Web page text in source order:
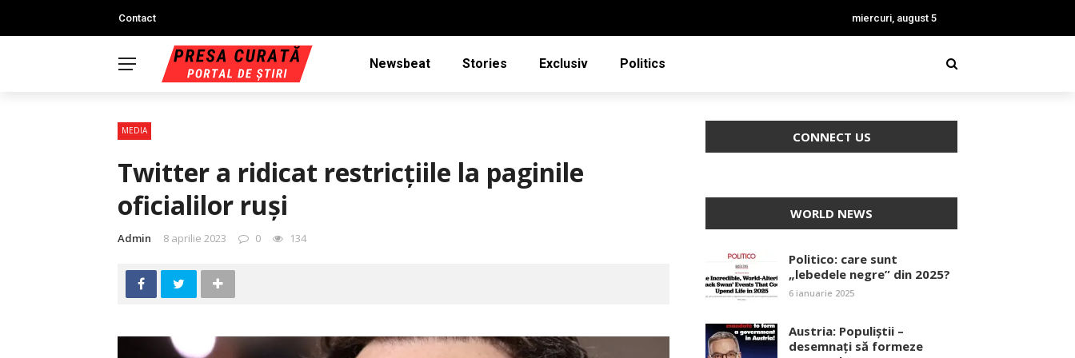
Contact miercuri, august 5
Newsbeat Stories Exclusiv Politics
MEDIA
Twitter a ridicat restricțiile la paginile
oficialilor ruși
Admin 8 aprilie 2023 0 134
CONNECT US
WORLD NEWS
Politico: care sunt
„lebedele negre” din 2025?
6 ianuarie 2025
Austria: Populiștii –
desemnați să formeze